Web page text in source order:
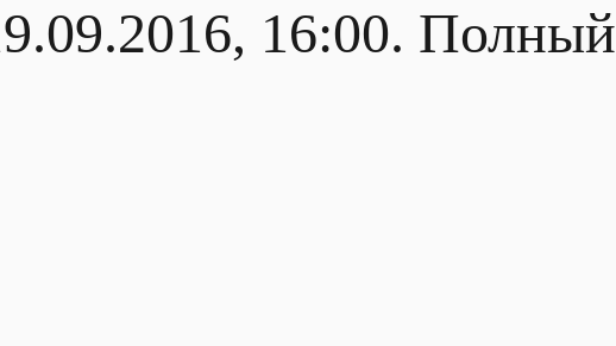
16:00. Полный